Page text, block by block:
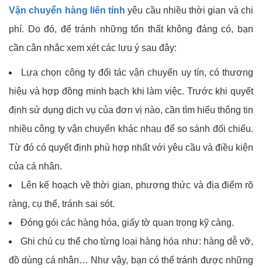
Vận chuyển hàng liên tỉnh yêu cầu nhiều thời gian và chi
phí. Do đó, để tránh những tổn thất không đáng có, bạn
cần cân nhắc xem xét các lưu ý sau đây:
Lựa chọn công ty đối tác vận chuyển uy tín, có thương
hiệu và hợp đồng minh bạch khi làm việc. Trước khi quyết
định sử dụng dịch vụ của đơn vị nào, cần tìm hiểu thông tin
nhiều công ty vận chuyển khác nhau để so sánh đối chiếu.
Từ đó có quyết định phù hợp nhất với yêu cầu và điều kiện
của cá nhân.
Lên kế hoạch về thời gian, phương thức và địa điểm rõ
ràng, cụ thể, tránh sai sót.
Đóng gói các hàng hóa, giấy tờ quan trọng kỹ càng.
Ghi chú cụ thể cho từng loại hàng hóa như: hàng dễ vỡ,
đồ dùng cá nhân… Như vậy, bạn có thể tránh được những